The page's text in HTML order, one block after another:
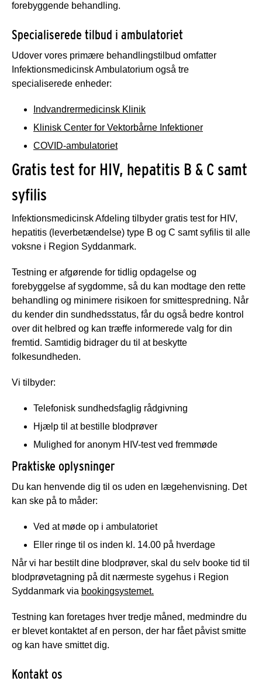
forebyggende behandling.
Specialiserede tilbud i ambulatoriet
Udover vores primære behandlingstilbud omfatter
Infektionsmedicinsk Ambulatorium også tre
specialiserede enheder:
Indvandrermedicinsk Klinik
Klinisk Center for Vektorbårne Infektioner
COVID-ambulatoriet
Gratis test for HIV, hepatitis B & C samt
syfilis
Infektionsmedicinsk Afdeling tilbyder gratis test for HIV,
hepatitis (leverbetændelse) type B og C samt syfilis til alle
voksne i Region Syddanmark.
Testning er afgørende for tidlig opdagelse og
forebyggelse af sygdomme, så du kan modtage den rette
behandling og minimere risikoen for smittespredning. Når
du kender din sundhedsstatus, får du også bedre kontrol
over dit helbred og kan træffe informerede valg for din
fremtid. Samtidig bidrager du til at beskytte
folkesundheden.
Vi tilbyder:
Telefonisk sundhedsfaglig rådgivning
Hjælp til at bestille blodprøver
Mulighed for anonym HIV-test ved fremmøde
Praktiske oplysninger
Du kan henvende dig til os uden en lægehenvisning. Det
kan ske på to måder:
Ved at møde op i ambulatoriet
Eller ringe til os inden kl. 14.00 på hverdage
Når vi har bestilt dine blodprøver, skal du selv booke tid til
blodprøvetagning på dit nærmeste sygehus i Region
Syddanmark via bookingsystemet.
Testning kan foretages hver tredje måned, medmindre du
er blevet kontaktet af en person, der har fået påvist smitte
og kan have smittet dig.
Kontakt os